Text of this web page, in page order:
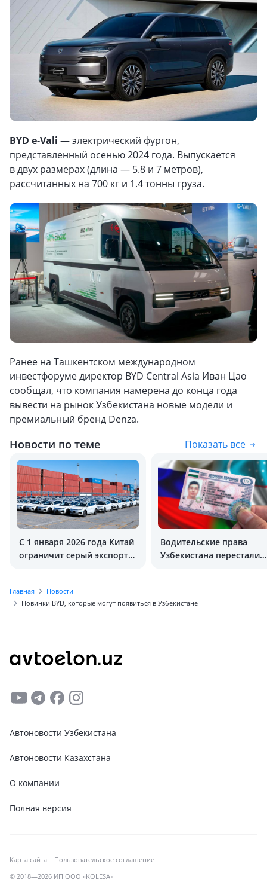
BYD e-Vali — электрический фургон,
представленный осенью 2024 года. Выпускается
в двух размерах (длина — 5.8 и 7 метров),
рассчитанных на 700 кг и 1.4 тонны груза.
Ранее на Ташкентском международном
инвестфоруме директор BYD Central Asia Иван Цао
сообщал, что компания намерена до конца года
вывести на рынок Узбекистана новые модели и
премиальный бренд Denza.
Новости по теме Показать все
С 1 января 2026 года Китай
ограничит серый экспорт
Водительские права
Узбекистана перестали
Главная
Новости
Новинки BYD, которые могут появиться в Узбекистане
Автоновости Узбекистана
Автоновости Казахстана
О компании
Полная версия
Карта сайта
Пользовательское соглашение
© 2018—2026 ИП ООО «KOLESA»